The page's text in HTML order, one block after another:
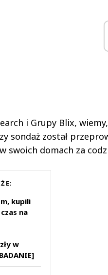
i Grupy Blix,
sondaż został
swoich domach za
kupili
na
w